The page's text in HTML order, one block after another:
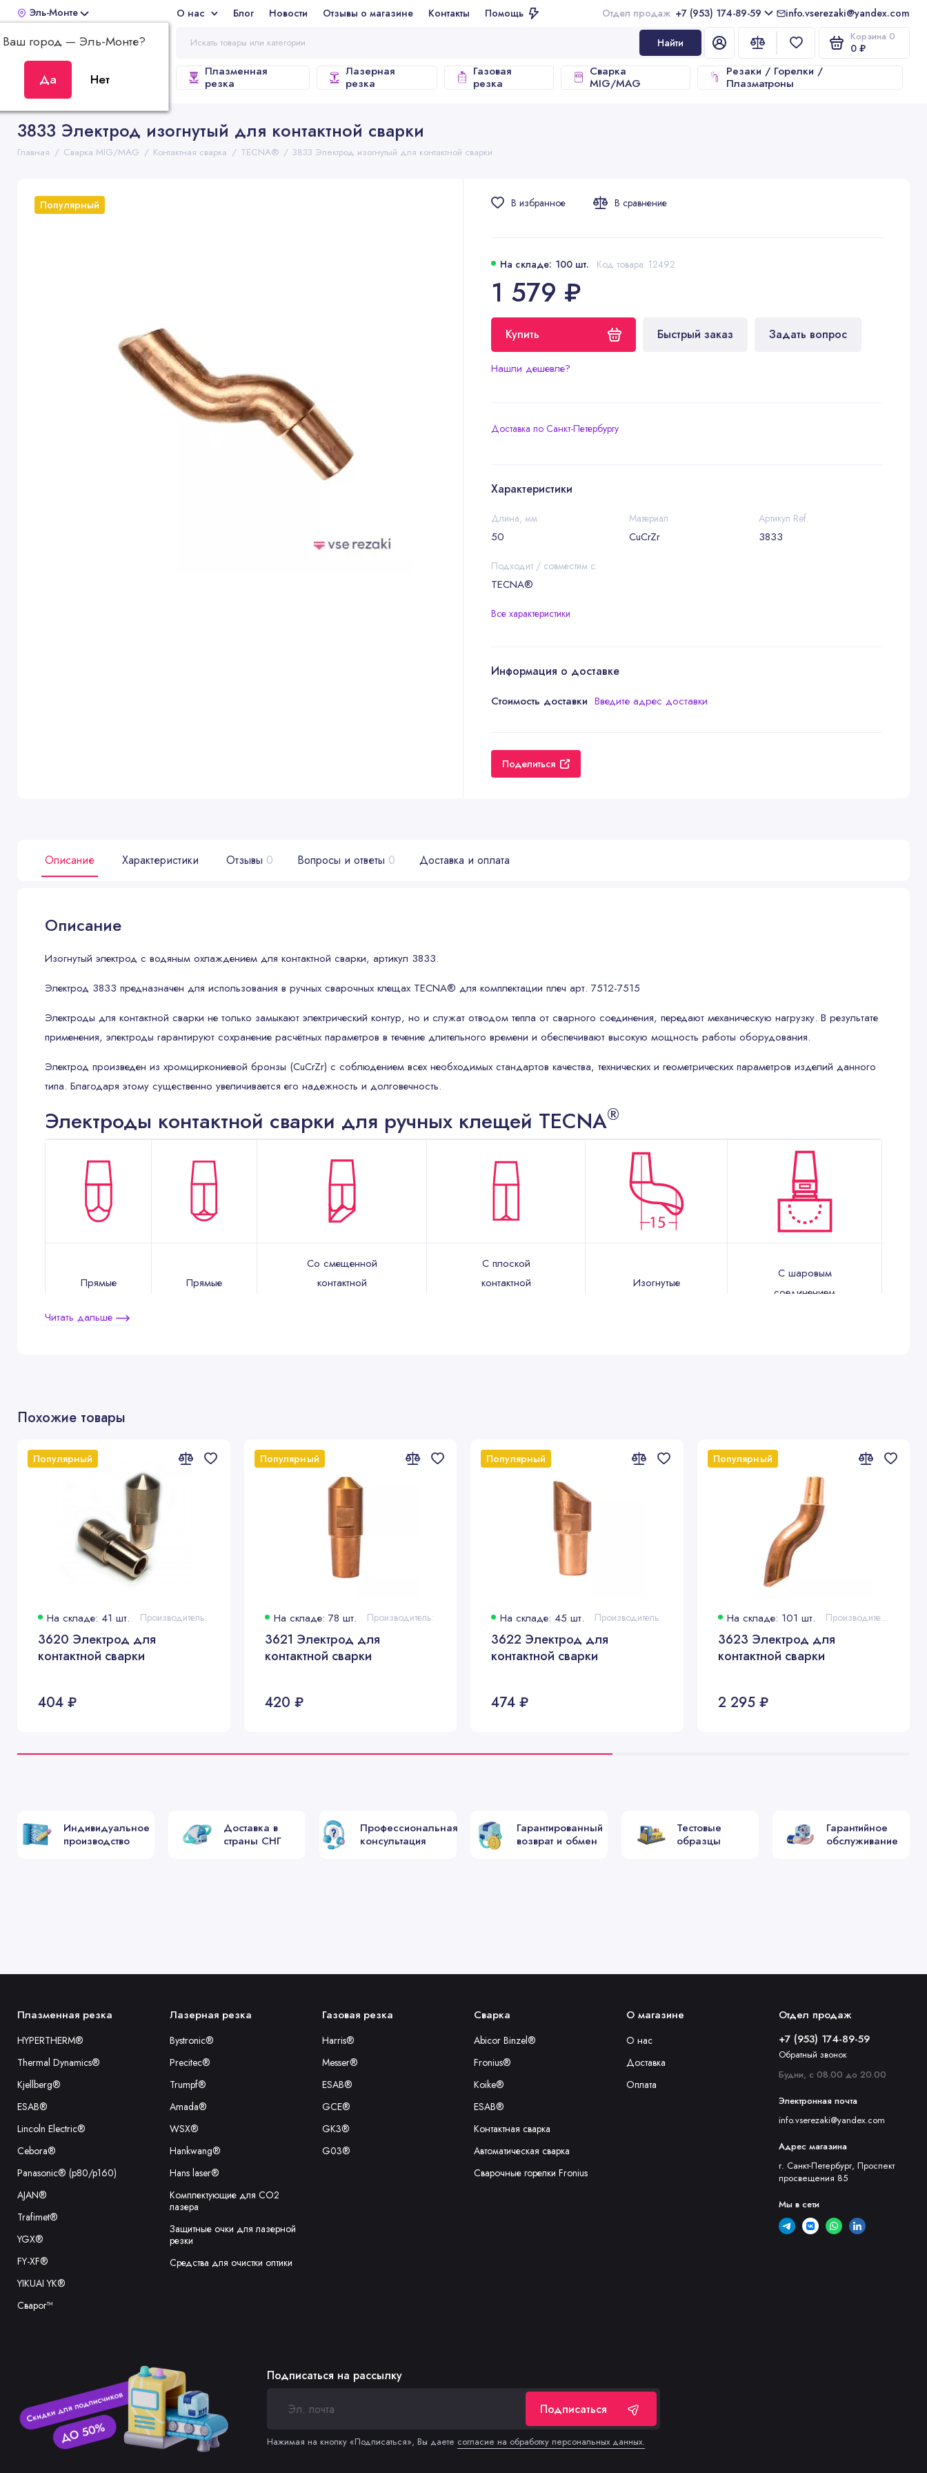
Эль-Монте
Ваш город —Эль-Монте?
О нас Блог Новости Отзывы о магазине Контакты Помощь Отдел продаж +7 (953) 174-89-59 info.vserezaki@yandex.com
Найти Корзина 0
0 ₽
ВСЕ КАТЕГОРИИ
Плазменная
резка
Лазерная
резка
Газовая
резка
Сварка
MIG/MAG
Резаки / Горелки /
Плазматроны
3833 Электрод изогнутый для контактной сварки
Главная Сварка MIG/MAG Контактная сварка TECNA® 3833 Электрод изогнутый для контактной сварки
Популярный
На складе: 100 шт. Код товара: 12492
1 579 ₽
Купить Быстрый заказ Задать вопрос
Нашли дешевле?
В избранное В сравнение
Доставка по Санкт-Петербургу
Характеристики
Длина, мм
50
Материал
CuCrZr
Артикул Ref.
3833
Подходит / совместим с:
TECNA®
Все характеристики
Информация о доставке
Стоимость доставки Введите адрес доставки
Поделиться
Описание Характеристики Отзывы 0 Вопросы и ответы 0 Доставка и оплата
Описание
Изогнутый электрод с водяным охлаждением для контактной сварки, артикул 3833.
Электрод 3833 предназначен для использования в ручных сварочных клещах TECNA® для комплектации плеч арт. 7512-7515
Электроды для контактной сварки не только замыкают электрический контур, но и служат отводом тепла от сварного соединения, передают механическую нагрузку. В результате
применения, электроды гарантируют сохранение расчётных параметров в течение длительного времени и обеспечивают высокую мощность работы оборудования.
Электрод произведен из хромциркониевой бронзы (CuCrZr) с соблюдением всех необходимых стандартов качества, технических и геометрических параметров изделий данного
типа. Благодаря этому существенно увеличивается его надежность и долговечность.
Электроды контактной сварки для ручных клещей TECNA®
Прямые Прямые
Со смещенной
контактной
С плоской
контактной
Изогнутые
С шаровым
соединением
Читать дальше
Похожие товары
Популярный
На складе: 41 шт. Производитель:
3620 Электрод для
контактной сварки
404 ₽
Популярный
На складе: 78 шт. Производитель:
3621 Электрод для
контактной сварки
420 ₽
Популярный
На складе: 45 шт. Производитель:
3622 Электрод для
контактной сварки
474 ₽
Популярный
На складе: 101 шт. Производитель:
3623 Электрод для
контактной сварки
2 295 ₽
Индивидуальное
производство
Доставка в
страны СНГ
Профессиональная
консультация
Гарантированный
возврат и обмен
Тестовые
образцы
Гарантийное
обслуживание
Плазменная резка
HYPERTHERM®
Thermal Dynamics®
Kjellberg®
ESAB®
Lincoln Electric®
Cebora®
Panasonic® (p80/p160)
AJAN®
Trafimet®
YGX®
FY-XF®
YIKUAI YK®
Сварог™
Лазерная резка
Bystronic®
Precitec®
Trumpf®
Amada®
WSX®
Hankwang®
Hans laser®
Комплектующие для CO2
лазера
Защитные очки для лазерной
резки
Средства для очистки оптики
Газовая резка
Harris®
Messer®
ESAB®
GCE®
GK3®
G03®
Сварка
Abicor Binzel®
Fronius®
Koike®
ESAB®
Контактная сварка
Автоматическая сварка
Сварочные горелки Fronius
О магазине
О нас
Доставка
Оплата
Отдел продаж
+7 (953) 174-89-59
Обратный звонок
Будни, с 08.00 до 20.00
Электронная почта
info.vserezaki@yandex.com
Адрес магазина
г. Санкт-Петербург, Проспект
просвещения 85
Мы в сети
Подписаться на рассылку
Подписаться
Нажимая на кнопку «Подписаться», Вы даете согласие на обработку персональных данных.